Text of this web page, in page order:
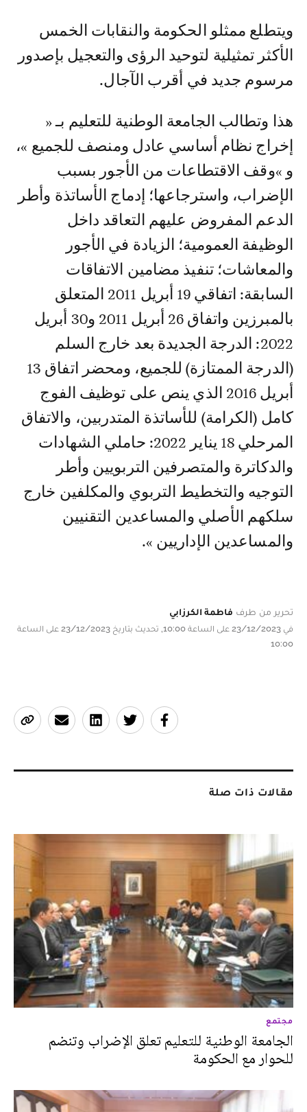
ويتطلع ممثلو الحكومة والنقابات الخمس
الأكثر تمثيلية لتوحيد الرؤى والتعجيل بإصدور
مرسوم جديد في أقرب الآجال.
هذا وتطالب الجامعة الوطنية للتعليم بـ «
إخراج نظام أساسي عادل ومنصف للجميع »،
و »وقف الاقتطاعات من الأجور بسبب
الإضراب، واسترجاعها؛ إدماج الأساتذة وأطر
الدعم المفروض عليهم التعاقد داخل
الوظيفة العمومية؛ الزيادة في الأجور
والمعاشات؛ تنفيذ مضامين الاتفاقات
السابقة: اتفاقي 19 أبريل 2011 المتعلق
بالمبرزين واتفاق 26 أبريل 2011 و30 أبريل
2022: الدرجة الجديدة بعد خارج السلم
(الدرجة الممتازة) للجميع، ومحضر اتفاق 13
أبريل 2016 الذي ينص على توظيف الفوج
كامل (الكرامة) للأساتذة المتدربين، والاتفاق
المرحلي 18 يناير 2022: حاملي الشهادات
والدكاترة والمتصرفين التربويين وأطر
التوجيه والتخطيط التربوي والمكلفين خارج
سلكهم الأصلي والمساعدين التقنيين
والمساعدين الإداريين ».
تحرير من طرف فاطمة الكرزابي
في 23/12/2023 على الساعة 10:00, تحديث بتاريخ 23/12/2023 على الساعة
10:00
مقالات ذات صلة
مجتمع
الجامعة الوطنية للتعليم تعلق الإضراب وتنضم
للحوار مع الحكومة